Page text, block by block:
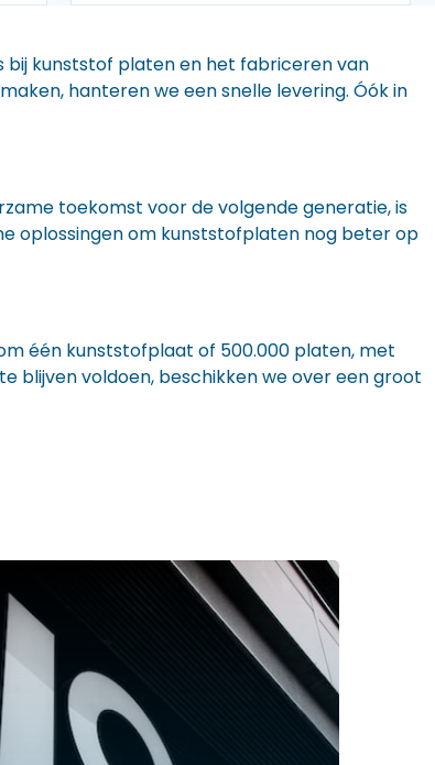
bij kunststof platen en het fabriceren van
hanteren we een snelle levering. Óók in
toekomst voor de volgende generatie, is
oplossingen om kunststofplaten nog beter op
één kunststofplaat of 500.000 platen, met
blijven voldoen, beschikken we over een groot